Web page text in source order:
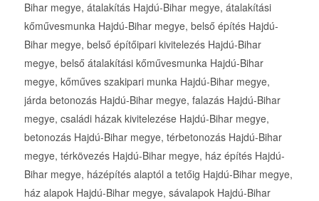
Bihar megye, átalakítás Hajdú-Bihar megye, átalakítási
kőművesmunka Hajdú-Bihar megye, belső építés Hajdú-
Bihar megye, belső építőipari kivitelezés Hajdú-Bihar
megye, belső átalakítási kőművesmunka Hajdú-Bihar
megye, kőműves szakipari munka Hajdú-Bihar megye,
járda betonozás Hajdú-Bihar megye, falazás Hajdú-Bihar
megye, családi házak kivitelezése Hajdú-Bihar megye,
betonozás Hajdú-Bihar megye, térbetonozás Hajdú-Bihar
megye, térkövezés Hajdú-Bihar megye, ház építés Hajdú-
Bihar megye, házépítés alaptól a tetőig Hajdú-Bihar megye,
ház alapok Hajdú-Bihar megye, sávalapok Hajdú-Bihar